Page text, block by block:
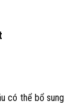
có thể bổ sung